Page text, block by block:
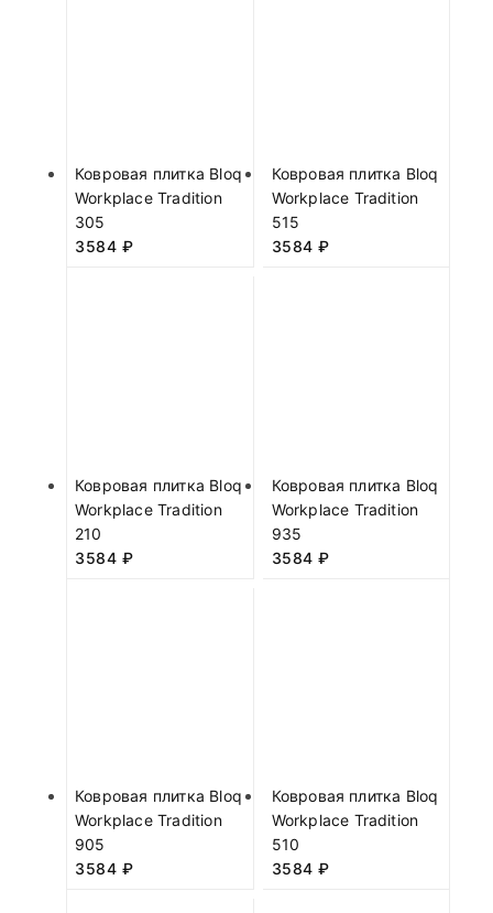
Ковровая плитка Bloq
Workplace Tradition
305
3584 ₽
Ковровая плитка Bloq
Workplace Tradition
515
3584 ₽
Ковровая плитка Bloq
Workplace Tradition
210
3584 ₽
Ковровая плитка Bloq
Workplace Tradition
935
3584 ₽
Ковровая плитка Bloq
Workplace Tradition
905
3584 ₽
Ковровая плитка Bloq
Workplace Tradition
510
3584 ₽